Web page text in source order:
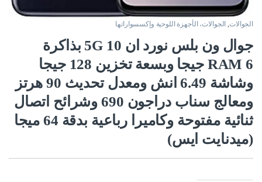
الجوالات, الجوالات، الأجهزة اللوحية وإكسسواراتها
جوال ون بلس نورد ان 10 5G بذاكرة
RAM 6 جيجا وبسعة تخزين 128 جيجا
وشاشة 6.49 انش ومعدل تحديث 90 هرتز
ومعالج سناب دراجون 690 وشرائح اتصال
ثنائية مفتوحة وكاميرا رباعية بدقة 64 ميجا
(ميدنايت ايس)